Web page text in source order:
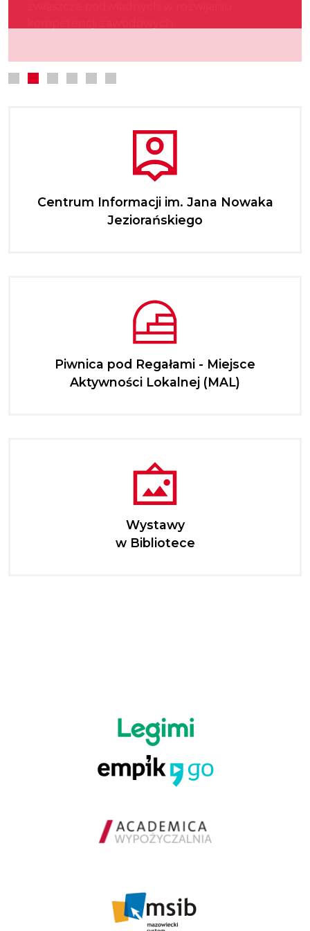
Centrum Informacji im. Jana Nowaka
Jeziorańskiego
Piwnica pod Regałami - Miejsce
Aktywności Lokalnej (MAL)
Wystawy
w Bibliotece